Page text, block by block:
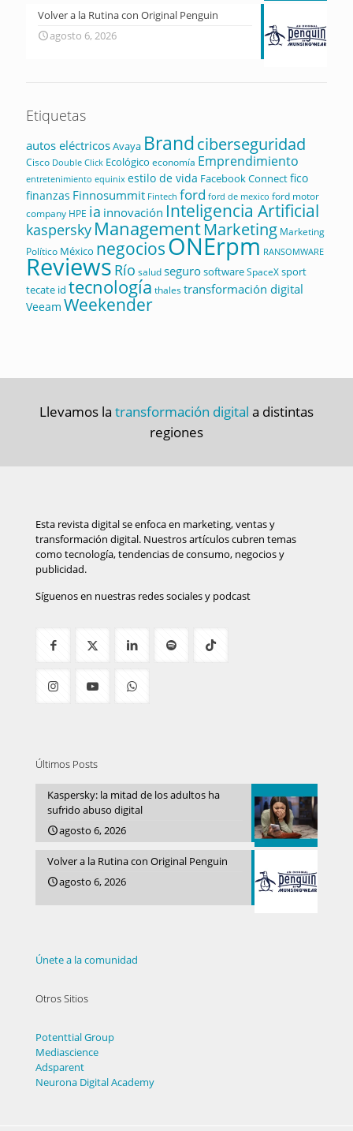
Volver a la Rutina con Original Penguin
agosto 6, 2026
Etiquetas
autos eléctricosAvaya Brandciberseguridad
Cisco Double Click Ecológico economía Emprendimiento
entretenimiento equinix estilo de vida Facebook Connectfico
finanzas Finnosummit Fintech ford ford de mexico ford motor
company HPE ia innovación Inteligencia Artificial
kaspersky ManagementMarketing Marketing
Político México negociosONErpm RANSOMWARE
Reviews Río saludsegurosoftwareSpaceXsport
tecate id tecnología thalestransformación digital
Veeam Weekender
Llevamos la transformación digital a distintas
regiones
Esta revista digital se enfoca en marketing, ventas y
transformación digital. Nuestros artículos cubren temas
como tecnología, tendencias de consumo, negocios y
publicidad.
Síguenos en nuestras redes sociales y podcast
Últimos Posts
Kaspersky: la mitad de los adultos ha
sufrido abuso digital
agosto 6, 2026
Volver a la Rutina con Original Penguin
agosto 6, 2026
Únete a la comunidad
Otros Sitios
Potenttial Group
Mediascience
Adsparent
Neurona Digital Academy